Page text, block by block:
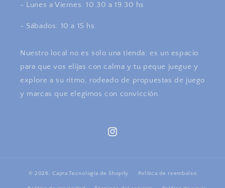
- Lunes a Viernes: 10.30 a 19.30 hs
- Sábados: 10 a 15 hs
Nuestro local no es solo una tienda: es un espacio
para que vos elijas con calma y tu peque juegue y
explore a su ritmo, rodeado de propuestas de juego
y marcas que elegimos con convicción.
Instagram
© 2026,Capra Tecnología de Shopify Política de reembolso